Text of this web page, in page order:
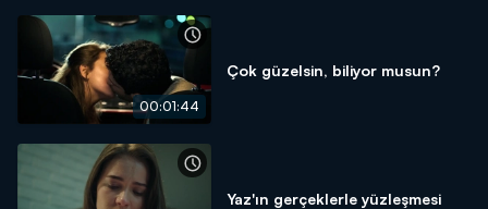
00:01:44
Çok güzelsin, biliyor musun?
Yaz'ın gerçeklerle yüzleşmesi